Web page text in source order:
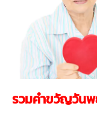
รวมคำขวัญวันพ